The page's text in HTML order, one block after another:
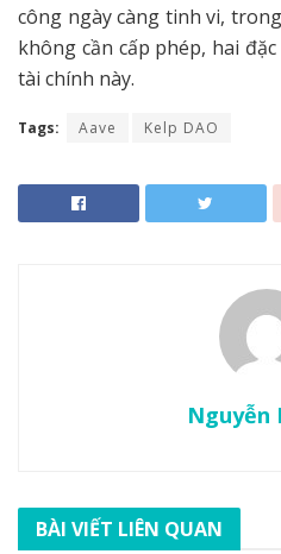
công ngày càng tinh vi,
không cần cấp phép, hai
tài chính này.
Tags: Aave Kelp DAO
Nguyễn
BÀI VIẾT LIÊN QUAN